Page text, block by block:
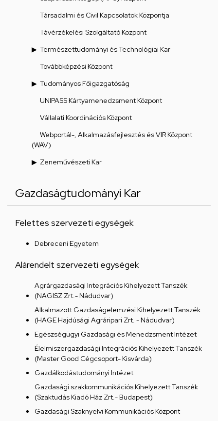
Társadalmi és Civil Kapcsolatok Központja
Távérzékelési Szolgáltató Központ
Természettudományi és Technológiai Kar
Továbbképzési Központ
Tudományos Főigazgatóság
UNIPASS Kártyamenedzsment Központ
Vállalati Koordinációs Központ
Webportál-, Alkalmazásfejlesztés és VIR Központ
(WAV)
Zeneművészeti Kar
Gazdaságtudományi Kar
Felettes szervezeti egységek
Debreceni Egyetem
Alárendelt szervezeti egységek
Agrárgazdasági Integrációs Kihelyezett Tanszék
(NAGISZ Zrt.- Nádudvar)
Alkalmazott Gazdaságelemzési Kihelyezett Tanszék
(HAGE Hajdúsági Agráripari Zrt. - Nádudvar)
Egészségügyi Gazdasági és Menedzsment Intézet
Élelmiszergazdasági Integrációs Kihelyezett Tanszék
(Master Good Cégcsoport- Kisvárda)
Gazdálkodástudományi Intézet
Gazdasági szakkommunikációs Kihelyezett Tanszék
(Szaktudás Kiadó Ház Zrt.- Budapest)
Gazdasági Szaknyelvi Kommunikációs Központ